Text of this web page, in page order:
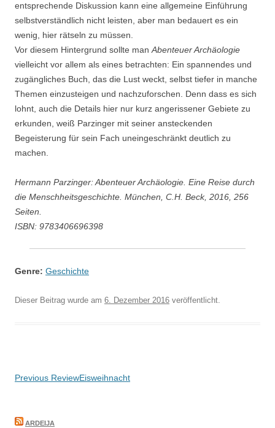
entsprechende Diskussion kann eine allgemeine Einführung
selbstverständlich nicht leisten, aber man bedauert es ein
wenig, hier rätseln zu müssen.
Vor diesem Hintergrund sollte man Abenteuer Archäologie
vielleicht vor allem als eines betrachten: Ein spannendes und
zugängliches Buch, das die Lust weckt, selbst tiefer in manche
Themen einzusteigen und nachzuforschen. Denn dass es sich
lohnt, auch die Details hier nur kurz angerissener Gebiete zu
erkunden, weiß Parzinger mit seiner ansteckenden
Begeisterung für sein Fach uneingeschränkt deutlich zu
machen.
Hermann Parzinger: Abenteuer Archäologie. Eine Reise durch
die Menschheitsgeschichte. München, C.H. Beck, 2016, 256
Seiten.
ISBN: 9783406696398
Genre: Geschichte
Dieser Beitrag wurde am 6. Dezember 2016 veröffentlicht.
Beitragsnavigation
Previous ReviewEisweihnacht
ARDEIJA